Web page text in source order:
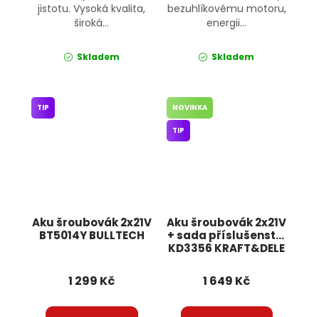
jistotu. Vysoká kvalita,
široká...
Skladem
bezuhlíkovému motoru,
energii...
Skladem
Aku šroubovák 2x21V
BT5014Y BULLTECH
TIP
1 299 Kč
Aku šroubovák 2x21V
+ sada příslušenství
KD3356 KRAFT&DELE
NOVINKA
TIP
1 649 Kč